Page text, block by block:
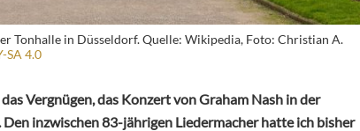
Tonhalle in Düsseldorf. Quelle: Wikipedia, Foto: Christian A.
SA 4.0
Vergnügen, das Konzert von Graham Nash in der
inzwischen 83-jährigen Liedermacher hatte ich bisher